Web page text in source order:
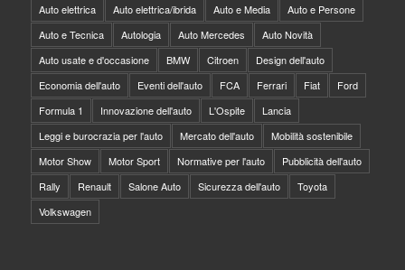
Auto elettrica
Auto elettrica/ibrida Auto e Media
Auto e Persone
Auto e Tecnica
Autologia Auto Mercedes
Auto Novità
Auto usate e d'occasione
BMW Citroen
Design dell'auto
Economia dell'auto
Eventi dell'auto FCA Ferrari Fiat
Ford
Formula 1
Innovazione dell'auto L'Ospite
Lancia
Leggi e burocrazia per l'auto
Mercato dell'auto
Mobilità sostenibile
Motor Show
Motor Sport Normative per l'auto
Pubblicità dell'auto
Rally
Renault Salone Auto Sicurezza dell'auto
Toyota
Volkswagen